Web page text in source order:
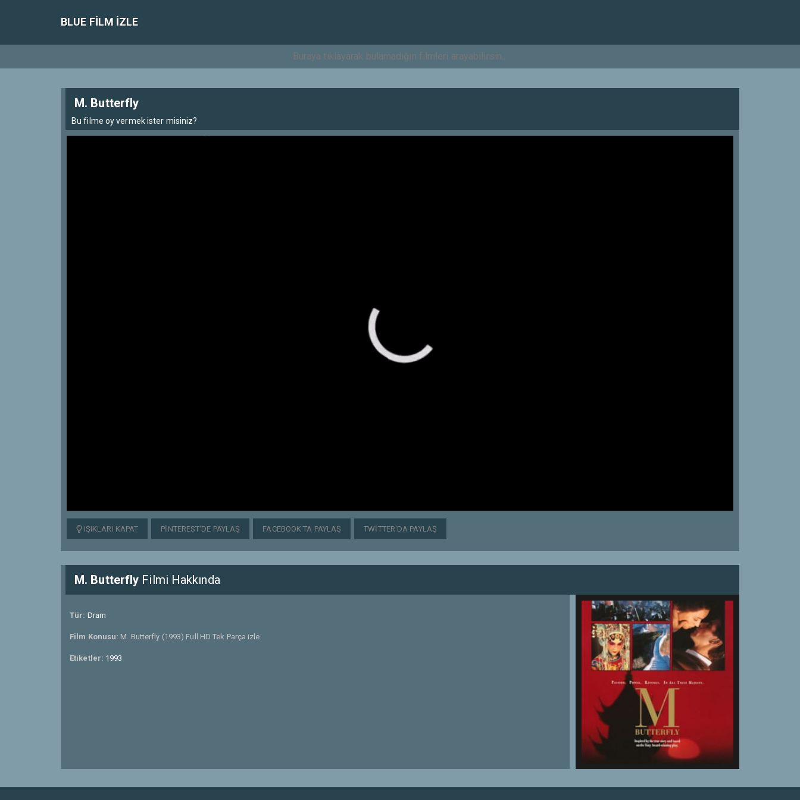
BLUE FILM IZLE
M. Butterfly
Bu filme oy vermek ister misiniz?
IŞIKLARI KAPAT PINTEREST'DE PAYLAŞ FACEBOOK'TA PAYLAŞ TWITTER'DA PAYLAŞ
M. Butterfly Filmi Hakkında
Tür: Dram
Film Konusu: M. Butterfly (1993) Full HD Tek Parça izle.
Etiketler: 1993